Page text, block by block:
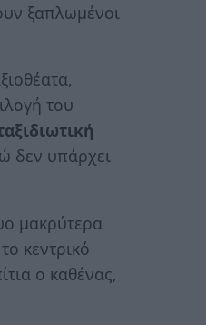
ξαπλωμένοι
του
δεν υπάρχει
μακρύτερα
κεντρικό
ο καθένας,